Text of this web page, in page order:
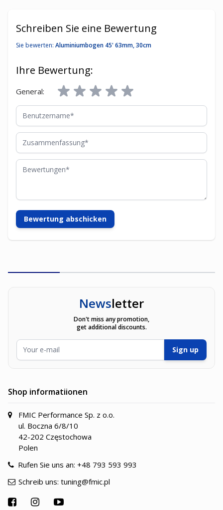
Schreiben Sie eine Bewertung
Sie bewerten: Aluminiumbogen 45' 63mm, 30cm
Ihre Bewertung:
General:
Benutzername
Zusammenfassung
Bewertungen
Bewertung abschicken
Newsletter
Don't miss any promotion,
get additional discounts.
Sign up
Shop informatiionen
FMIC Performance Sp. z o.o.
ul. Boczna 6/8/10
42-202 Częstochowa
Polen
Rufen Sie uns an: +48 793 593 993
Schreib uns: tuning@fmic.pl